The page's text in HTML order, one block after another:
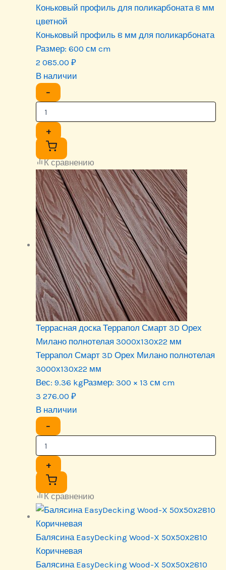
Коньковый профиль для поликарбоната 8 мм
цветной
Коньковый профиль 8 мм для поликарбоната
Размер: 600 см cm
2 085.00 ₽
В наличии
−
+
К сравнению
Террасная доска Террапол Смарт 3D Орех
Милано полнотелая 3000х130х22 мм
Террапол Смарт 3D Орех Милано полнотелая
3000х130х22 мм
Вес: 9.36 kgРазмер: 300 × 13 см cm
3 276.00 ₽
В наличии
−
+
К сравнению
Балясина EasyDecking Wood-X 50х50х2810
Коричневая
Балясина EasyDecking Wood-X 50х50х2810